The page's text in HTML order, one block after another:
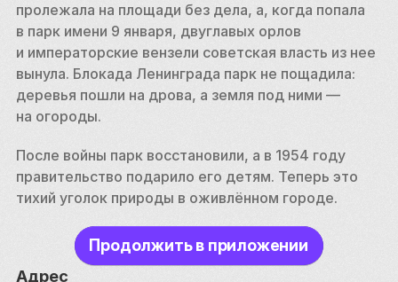
пролежала на площади без дела, а, когда попала
в парк имени 9 января, двуглавых орлов
и императорские вензели советская власть из нее
вынула. Блокада Ленинграда парк не пощадила:
деревья пошли на дрова, а земля под ними —
на огороды.
После войны парк восстановили, а в 1954 году
правительство подарило его детям. Теперь это
тихий уголок природы в оживлённом городе.
Продолжить в приложении
Адрес